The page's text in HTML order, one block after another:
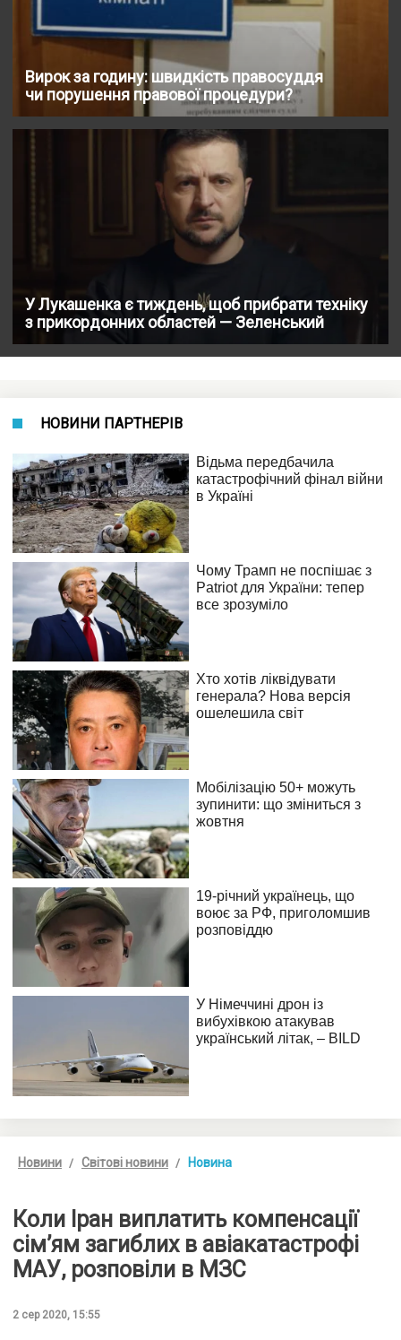
Вирок за годину: швидкість правосуддя
чи порушення правової процедури?
У Лукашенка є тиждень, щоб прибрати техніку
з прикордонних областей — Зеленський
НОВИНИ ПАРТНЕРІВ
Новини Світові новини Новина
Коли Іран виплатить компенсації
сім’ям загиблих в авіакатастрофі
МАУ, розповіли в МЗС
2 сер 2020, 15:55